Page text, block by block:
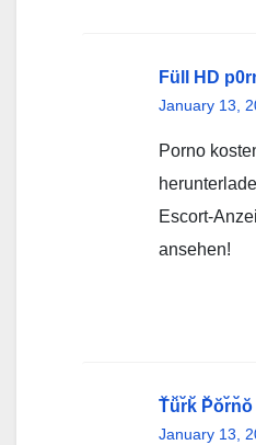
Füll HD
January 13,
Porno
Escort-
ansehen!
T̆ü̆r̆k̆ P̆ŏr̆n̆ŏ
January 13,